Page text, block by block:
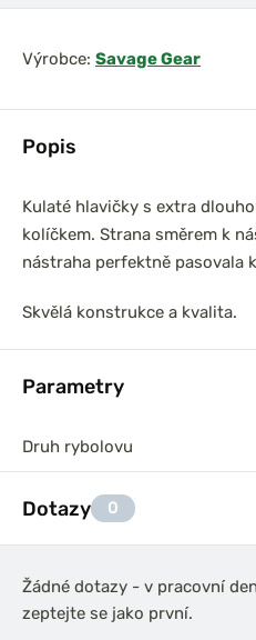
Popis
Kulaté hlavičky s extra
kolíčkem. Strana směrem k
nástraha perfektně pasovala
Skvělá konstrukce a kvalita.
Parametry
Druh rybolovu
Dotazy 0
Žádné dotazy - v pracovní
zeptejte se jako první.
Výrobce: Savage Gear